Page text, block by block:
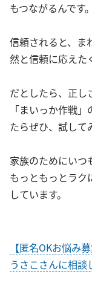
もつながるんです。
信頼されると、ま
然と信頼に応えた
だとしたら、正し
「まいっか作戦
たらぜひ、試して
家族のためにいつ
もっともっとラク
しています。
【匿名OKお悩み
うさこさんに相談